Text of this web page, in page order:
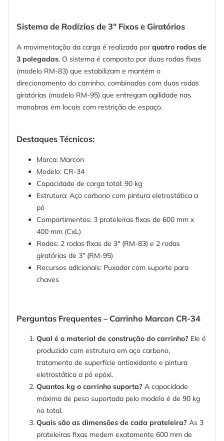
Sistema de Rodízios de 3" Fixos e Giratórios
A movimentação da carga é realizada por quatro rodas de
3 polegadas. O sistema é composto por duas rodas fixas
(modelo RM-83) que estabilizam e mantém o
direcionamento do carrinho, combinadas com duas rodas
giratórias (modelo RM-95) que entregam agilidade nas
manobras em locais com restrição de espaço.
Destaques Técnicos:
Marca: Marcon
Modelo: CR-34
Capacidade de carga total: 90 kg
Estrutura: Aço carbono com pintura eletrostática a
pó
Compartimentos: 3 prateleiras fixas de 600 mm x
400 mm (CxL)
Rodas: 2 rodas fixas de 3" (RM-83) e 2 rodas
giratórias de 3" (RM-95)
Recursos adicionais: Puxador com suporte para
chaves
Perguntas Frequentes – Carrinho Marcon CR-34
Qual é o material de construção do carrinho? Ele é
produzido com estrutura em aço carbono,
tratamento de superfície antioxidante e pintura
eletrostática a pó epóxi.
Quantos kg o carrinho suporta? A capacidade
máxima de peso suportada pelo modelo é de 90 kg
no total.
Quais são as dimensões de cada prateleira? As 3
prateleiras fixas medem exatamente 600 mm de